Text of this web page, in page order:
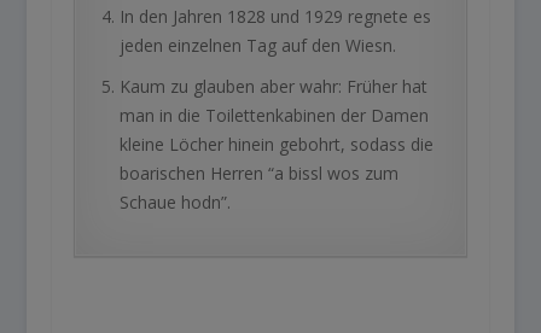
In den Jahren 1828 und 1929 regnete es
jeden einzelnen Tag auf den Wiesn.
Kaum zu glauben aber wahr: Früher hat
man in die Toilettenkabinen der Damen
kleine Löcher hinein gebohrt, sodass die
boarischen Herren “a bissl wos zum
Schaue hodn”.